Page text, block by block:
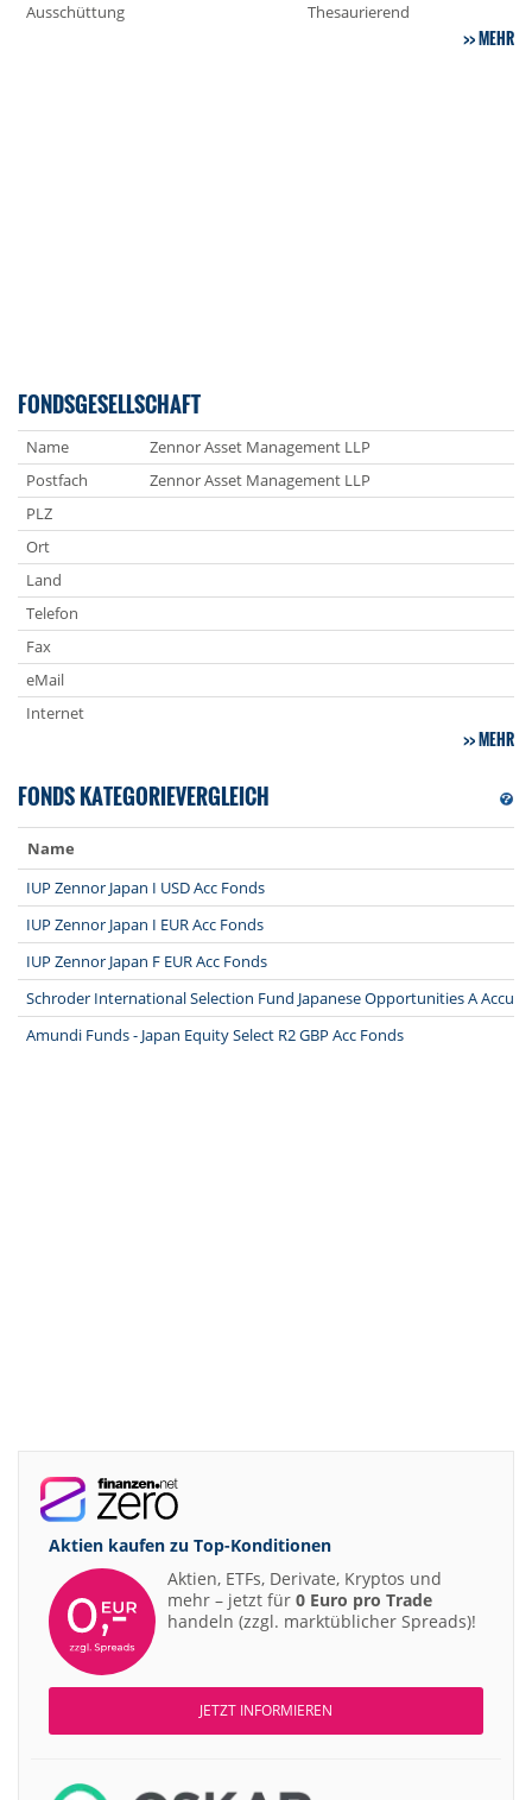
Ausschüttung
Thesaurierend
MEHR
FONDSGESELLSCHAFT
Name
Zennor Asset Management LLP
Postfach
Zennor Asset Management LLP
PLZ
Ort
Land
Telefon
Fax
eMail
Internet
MEHR
FONDS KATEGORIEVERGLEICH
Name
IUP Zennor Japan I USD Acc Fonds
IUP Zennor Japan I EUR Acc Fonds
IUP Zennor Japan F EUR Acc Fonds
Schroder International Selection Fund Japanese Opportunities A
Amundi Funds - Japan Equity Select R2 GBP Acc Fonds
Aktien kaufen zu Top-Konditionen
Aktien, ETFs, Derivate, Kryptos und
mehr – jetzt für 0 Euro pro Trade
handeln (zzgl. marktüblicher Spreads)!
JETZT INFORMIEREN